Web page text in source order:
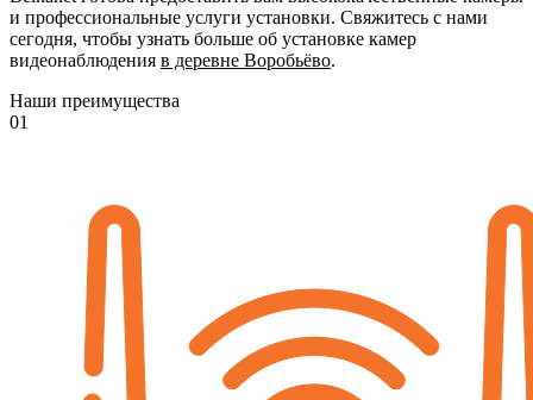
и профессиональные услуги установки. Свяжитесь с нами
сегодня, чтобы узнать больше об установке камер
видеонаблюдения в деревне Воробьёво.
Наши преимущества
01